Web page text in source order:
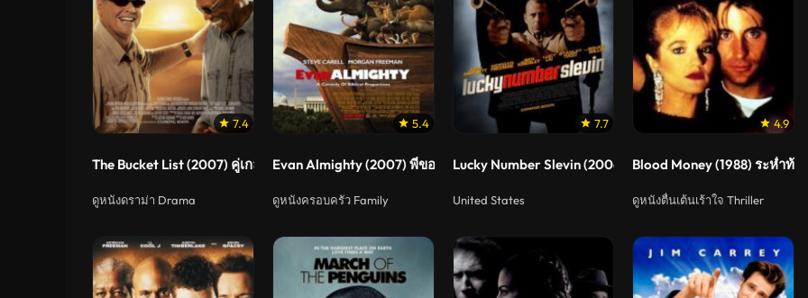
7.4
The Bucket List (2007) คู่เกลอ กวนไม่เสร็จ
ดูหนังดราม่า Drama
5.4
Evan Almighty (2007) พี่ขอเป็นพระเจ้าด้วยคน
ดูหนังครอบครัว Family
7.7
Lucky Number Slevin (2006) สเลวิ่น มือใหม่หัดเก็บ
United States
4.9
Blood Money (1988) ระห่ำท้า
ดูหนังตื่นเต้นเร้าใจ Thriller